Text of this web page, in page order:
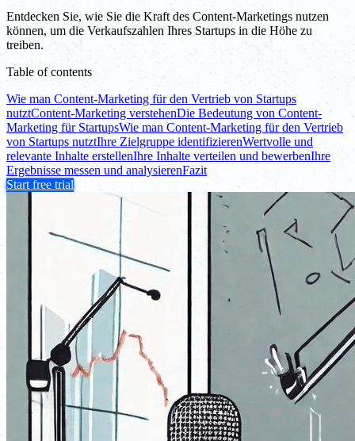
Entdecken Sie, wie Sie die Kraft des Content-Marketings nutzen
können, um die Verkaufszahlen Ihres Startups in die Höhe zu
treiben.
Table of contents
Wie man Content-Marketing für den Vertrieb von Startups
nutztContent-Marketing verstehenDie Bedeutung von Content-
Marketing für StartupsWie man Content-Marketing für den Vertrieb
von Startups nutztIhre Zielgruppe identifizierenWertvolle und
relevante Inhalte erstellenIhre Inhalte verteilen und bewerbenIhre
Ergebnisse messen und analysierenFazit
Start free trial